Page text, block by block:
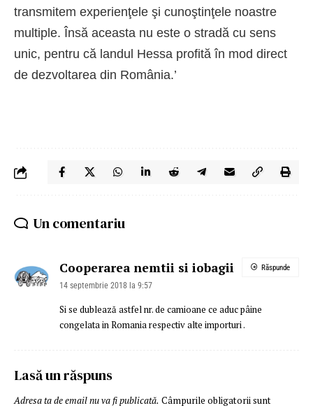
transmitem experienţele şi cunoştinţele noastre
multiple. Însă aceasta nu este o stradă cu sens
unic, pentru că landul Hessa profită în mod direct
de dezvoltarea din România.’
Un comentariu
Cooperarea nemtii si iobagii
14 septembrie 2018 la 9:57
Si se dublează astfel nr. de camioane ce aduc pâine
congelata in Romania respectiv alte importuri .
Răspunde
Lasă un răspuns
Adresa ta de email nu va fi publicată. Câmpurile obligatorii sunt